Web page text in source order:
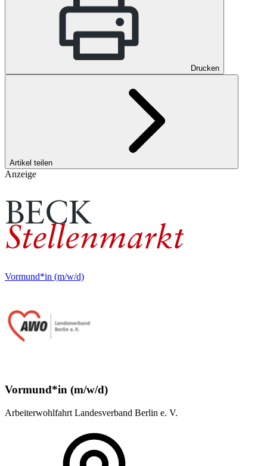
Drucken
Artikel teilen
Anzeige
Vormund*in (m/w/d)
Vormund*in (m/w/d)
Arbeiterwohlfahrt Landesverband Berlin e. V.